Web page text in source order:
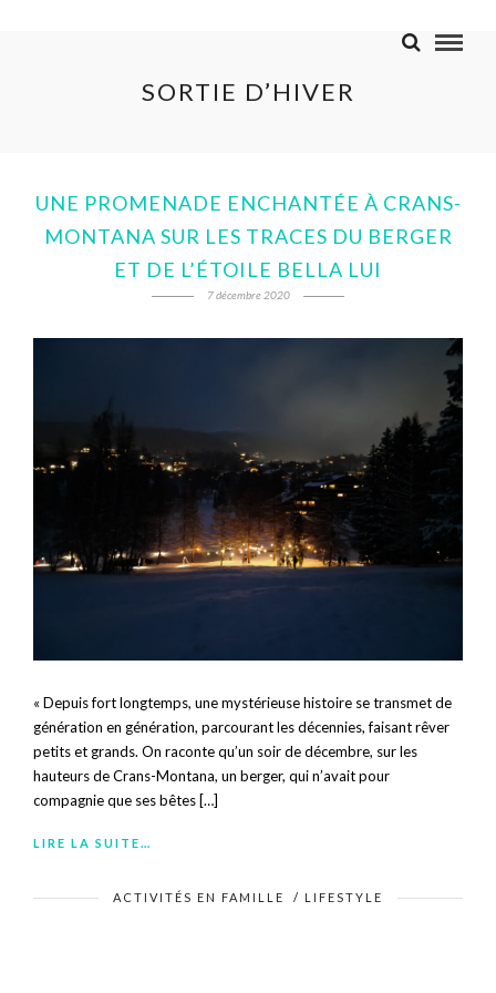
SORTIE D’HIVER
UNE PROMENADE ENCHANTÉE À CRANS-
MONTANA SUR LES TRACES DU BERGER
ET DE L’ÉTOILE BELLA LUI
7 décembre 2020
« Depuis fort longtemps, une mystérieuse histoire se transmet de
génération en génération, parcourant les décennies, faisant rêver
petits et grands. On raconte qu’un soir de décembre, sur les
hauteurs de Crans-Montana, un berger, qui n’avait pour
compagnie que ses bêtes […]
LIRE LA SUITE…
ACTIVITÉS EN FAMILLE / LIFESTYLE